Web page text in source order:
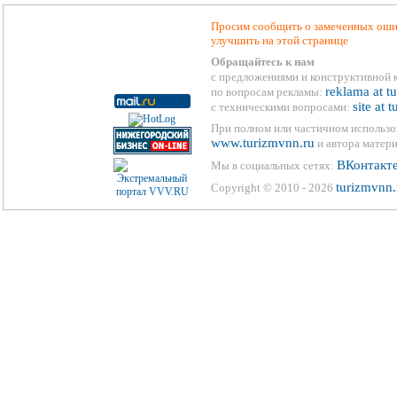
Просим сообщить о замеченных
улучшить на этой странице
Обращайтесь к нам
с предложениями и конструктивной
по вопросам рекламы: reklama at
с техническими вопросами: site at
При полном или частичном
www.turizmvnn.ru и автора
Мы в социальных сетях:
Copyright © 2010 - 2026